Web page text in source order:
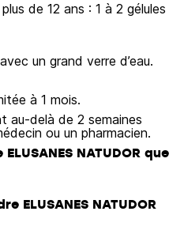
de 12 ans : 1 à 2 gélules
un grand verre d’eau.
à 1 mois.
au-delà de 2 semaines
ou un pharmacien.
NATUDOR que
ELUSANES NATUDOR